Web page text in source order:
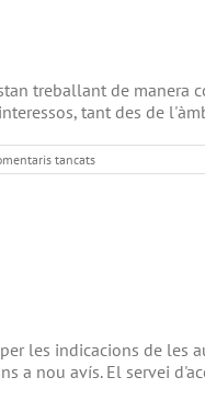
treballant de
tant des de
tancatsa
FORMACIÓ
les indicacions de
a nou avís. El servei